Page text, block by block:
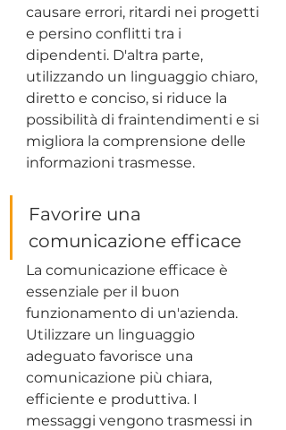
causare errori, ritardi nei progetti
e persino conflitti tra i
dipendenti. D'altra parte,
utilizzando un linguaggio chiaro,
diretto e conciso, si riduce la
possibilità di fraintendimenti e si
migliora la comprensione delle
informazioni trasmesse.
Favorire una
comunicazione efficace
La comunicazione efficace è
essenziale per il buon
funzionamento di un'azienda.
Utilizzare un linguaggio
adeguato favorisce una
comunicazione più chiara,
efficiente e produttiva. I
messaggi vengono trasmessi in